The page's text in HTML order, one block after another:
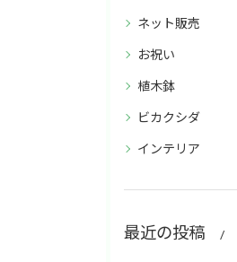
ネット販売
お祝い
植木鉢
ビカクシダ
インテリア
最近の投稿